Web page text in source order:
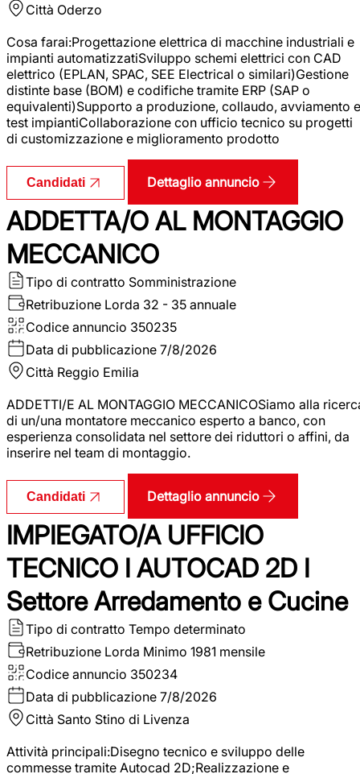
Città Oderzo
Cosa farai:Progettazione elettrica di macchine industriali e
impianti automatizzatiSviluppo schemi elettrici con CAD
elettrico (EPLAN, SPAC, SEE Electrical o similari)Gestione
distinte base (BOM) e codifiche tramite ERP (SAP o
equivalenti)Supporto a produzione, collaudo, avviamento e
test impiantiCollaborazione con ufficio tecnico su progetti
di customizzazione e miglioramento prodotto
Candidati Dettaglio annuncio
ADDETTA/O AL MONTAGGIO
MECCANICO
Tipo di contratto Somministrazione
Retribuzione Lorda 32 - 35 annuale
Codice annuncio 350235
Data di pubblicazione 7/8/2026
Città Reggio Emilia
ADDETTI/E AL MONTAGGIO MECCANICOSiamo alla
di un/una montatore meccanico esperto a banco, con
esperienza consolidata nel settore dei riduttori o affini, da
inserire nel team di montaggio.
Candidati Dettaglio annuncio
IMPIEGATO/A UFFICIO
TECNICO I AUTOCAD 2D I
Settore Arredamento e Cucine
Tipo di contratto Tempo determinato
Retribuzione Lorda Minimo 1981 mensile
Codice annuncio 350234
Data di pubblicazione 7/8/2026
Città Santo Stino di Livenza
Attività principali:Disegno tecnico e sviluppo delle
commesse tramite Autocad 2D;Realizzazione e